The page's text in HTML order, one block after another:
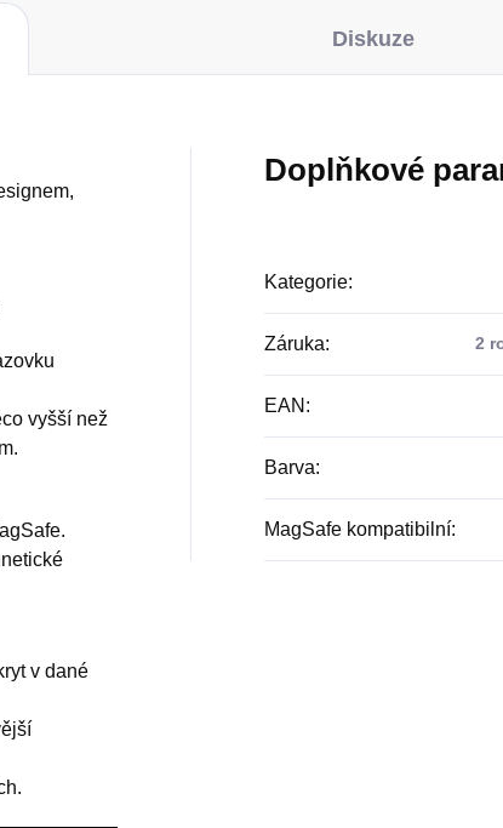
Diskuze
vyšší než
v dané
Doplňkové
Kategorie:
Záruka: 2
EAN :
Barva:
MagSafe kompatibilní: